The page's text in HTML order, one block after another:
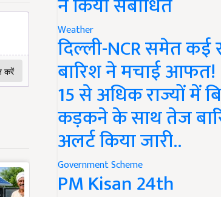
Weather
दिल्ली-NCR समेत कई
बारिश ने मचाई आफत!
15 से अधिक राज्यों में
कड़कने के साथ तेज
अलर्ट किया जारी..
Government Scheme
PM Kisan 24th